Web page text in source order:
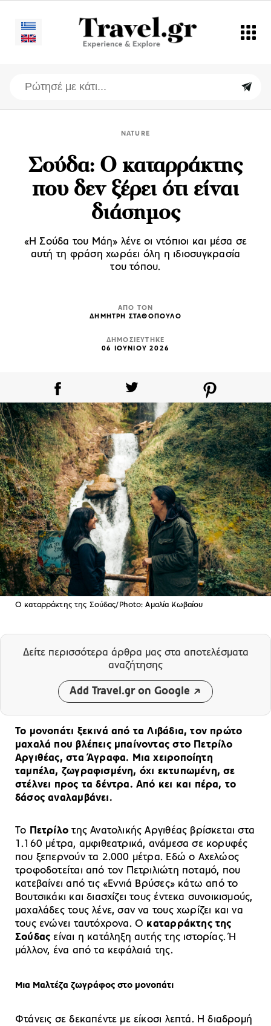
NATURE
Σούδα: Ο καταρράκτης
που δεν ξέρει ότι είναι
διάσημος
«Η Σούδα του Μάη» λένε οι ντόπιοι και μέσα σε
αυτή τη φράση χωράει όλη η ιδιοσυγκρασία
του τόπου.
ΑΠΟ ΤΟΝ
ΔΗΜΗΤΡΗ ΣΤΑΘΟΠΟΥΛΟ
ΔΗΜΟΣΙΕΥΤΗΚΕ
06 ΙΟΥΝΙΟΥ 2026
Ο καταρράκτης της Σούδας/Photo: Αμαλία Κωβαίου
Δείτε περισσότερα άρθρα μας στα αποτελέσματα
αναζήτησης
Add Travel.gr on Google
Το μονοπάτι ξεκινά από τα Λιβάδια, τον πρώτο
μαχαλά που βλέπεις μπαίνοντας στο Πετρίλο
Αργιθέας, στα Άγραφα. Μια χειροποίητη
ταμπέλα, ζωγραφισμένη, όχι εκτυπωμένη, σε
στέλνει προς τα δέντρα. Από κει και πέρα, το
δάσος αναλαμβάνει.
Το Πετρίλο της Ανατολικής Αργιθέας βρίσκεται στα
1.160 μέτρα, αμφιθεατρικά, ανάμεσα σε κορυφές
που ξεπερνούν τα 2.000 μέτρα. Εδώ ο Αχελώος
τροφοδοτείται από τον Πετριλιώτη ποταμό, που
κατεβαίνει από τις «Εννιά Βρύσες» κάτω από το
Βουτσικάκι και διασχίζει τους έντεκα συνοικισμούς,
μαχαλάδες τους λένε, σαν να τους χωρίζει και να
τους ενώνει ταυτόχρονα. Ο καταρράκτης της
Σούδας είναι η κατάληξη αυτής της ιστορίας. Ή
μάλλον, ένα από τα κεφάλαιά της.
Μια Μαλτέζα ζωγράφος στο μονοπάτι
Φτάνεις σε δεκαπέντε με είκοσι λεπτά. Η διαδρομή